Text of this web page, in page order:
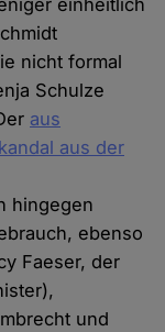
einheitlich
nicht formal
Schulze
aus
aus der
hingegen
ebenso
Faeser, der
und